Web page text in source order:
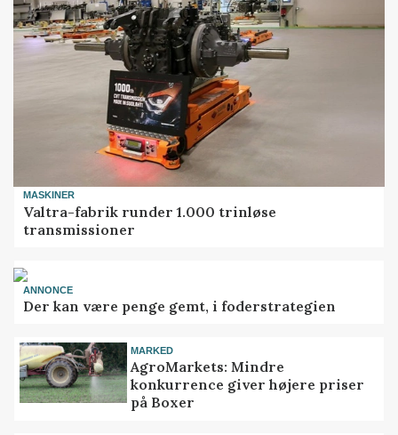
MASKINER
Valtra-fabrik runder 1.000 trinløse
transmissioner
ANNONCE
Der kan være penge gemt, i foderstrategien
MARKED
AgroMarkets: Mindre
konkurrence giver højere priser
på Boxer